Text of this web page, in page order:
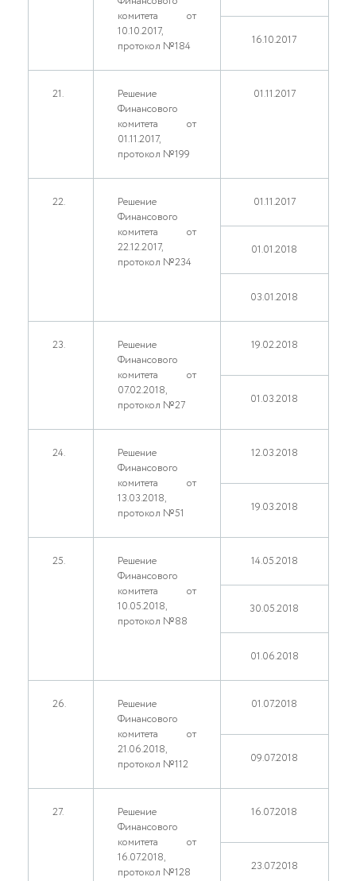
комитета от
10.10.2017,
протокол №184
16.10.2017
21.
Решение
Финансового
комитета от
01.11.2017,
протокол №199
01.11.2017
22.
Решение
Финансового
комитета от
22.12.2017,
протокол №234
01.11.2017
01.01.2018
03.01.2018
23.
Решение
Финансового
комитета от
07.02.2018,
протокол №27
19.02.2018
01.03.2018
24.
Решение
Финансового
комитета от
13.03.2018,
протокол №51
12.03.2018
19.03.2018
25.
Решение
Финансового
комитета от
10.05.2018,
протокол №88
14.05.2018
30.05.2018
01.06.2018
26.
Решение
Финансового
комитета от
21.06.2018,
протокол №112
01.07.2018
09.07.2018
27.
Решение
Финансового
комитета от
16.07.2018,
протокол №128
16.07.2018
23.07.2018